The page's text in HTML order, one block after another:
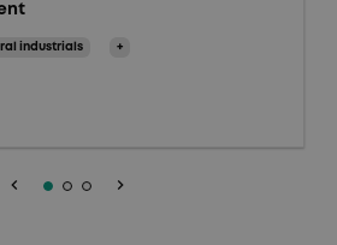
industrials +
keyboard_arrow_left keyboard_arrow_right